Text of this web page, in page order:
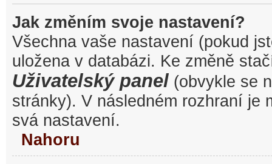
Jak změním svoje nastavení?
Všechna vaše nastavení (pokud
uložena v databázi. Ke změně
Uživatelský panel (obvykle se
stránky). V následném rozhraní je
svá nastavení.
Nahoru